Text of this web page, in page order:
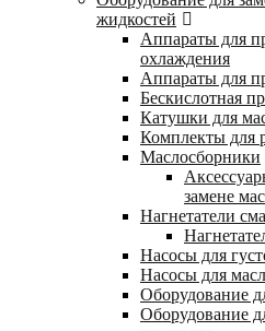
жидкостей
Аппараты для
охлаждения
Аппараты для
Бескислотная
Катушки для
Комплекты для
Маслосборники
замене
Нагнетатели
Насосы для
Насосы для
Оборудование
Оборудование